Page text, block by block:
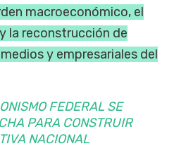
macroeconómico, el
la reconstrucción de
y empresariales del
FEDERAL SE
PARA CONSTRUIR
NACIONAL